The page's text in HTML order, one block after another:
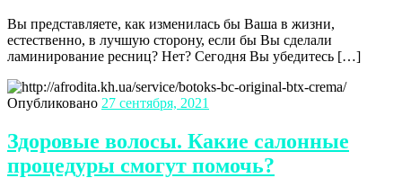
Вы представляете, как изменилась бы Ваша в жизни,
естественно, в лучшую сторону, если бы Вы сделали
ламинирование ресниц? Нет? Сегодня Вы убедитесь […]
Опубликовано 27 сентября, 2021
Здоровые волосы. Какие салонные
процедуры смогут помочь?